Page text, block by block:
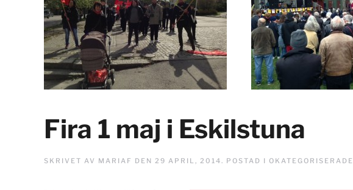
Fira 1 maj i Eskilstuna
SKRIVET AV MARIAF DEN 29 APRIL, 2014. POSTAD I OKATEGORISERADE